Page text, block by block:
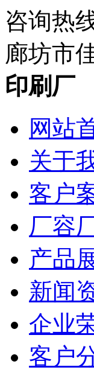
咨询热
廊坊市
印刷厂
网站
关于
客户
厂容
产品
新闻
企业
客户